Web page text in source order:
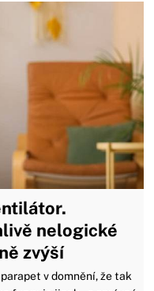
nelogické
zvýší
v domnění, že tak